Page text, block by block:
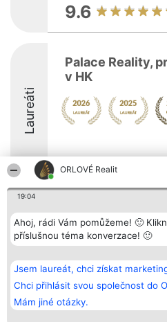
ORLOVÉ Realit
19:04
Ahoj, rádi Vám pomůžeme! 🙂
příslušnou téma konverzace! 🙂
Jsem laureát, chci získat
Chci přihlásit svou společnost do
Mám jiné otázky.
9.6
Laureáti
Palace Reality,
v HK
9.8
Organizátor hlasování
Bright Side Solutions sp. z o.
o. sp. k.
ul. Ruska 22
KRS 0000749100 | Regon
381313360 | NIP 8943132676
Vítězové
Seznam
laureátů
Pravidla
ochrany